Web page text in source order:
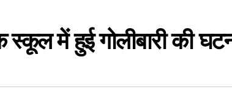
में हुई गोलीबारी की